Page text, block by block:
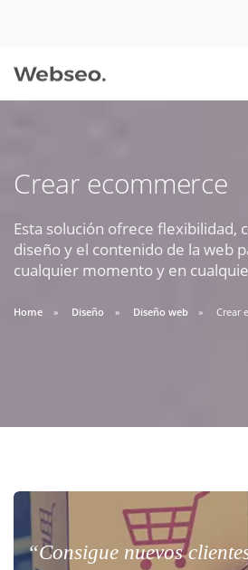
Crear ecommerce
Esta solución ofrece flexibilidad,
diseño y el contenido de la web
cualquier momento y en
Home Diseño Diseño web Crear
“Consigue nuevos
09:30 AM A 18:30 PM
soporte@webseo.cl